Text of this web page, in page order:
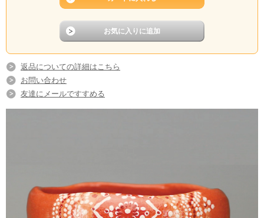
返品についての詳細はこちら
お問い合わせ
友達にメールですすめる